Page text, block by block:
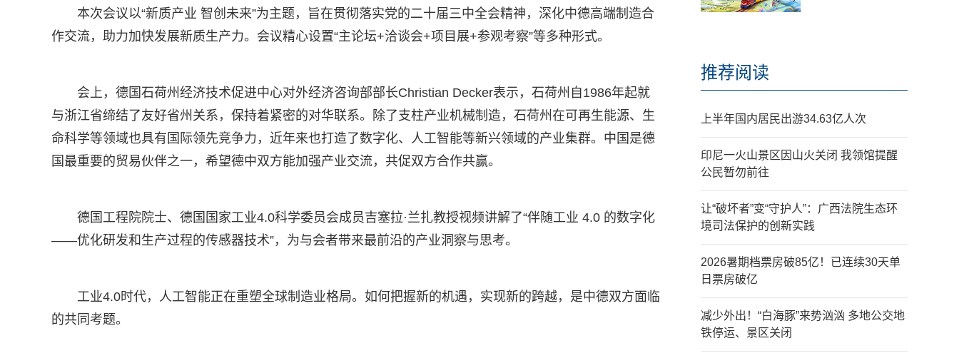
本次会议以“新质产业 智创未来”为主题，旨在贯彻落实党的二十届三中全会精神，深化中德高端制造合
作交流，助力加快发展新质生产力。会议精心设置“主论坛+洽谈会+项目展+参观考察”等多种形式。
会上，德国石荷州经济技术促进中心对外经济咨询部部长Christian Decker表示，石荷州自1986年起就
与浙江省缔结了友好省州关系，保持着紧密的对华联系。除了支柱产业机械制造，石荷州在可再生能源、生
命科学等领域也具有国际领先竞争力，近年来也打造了数字化、人工智能等新兴领域的产业集群。中国是德
国最重要的贸易伙伴之一，希望德中双方能加强产业交流，共促双方合作共赢。
德国工程院院士、德国国家工业4.0科学委员会成员吉塞拉·兰扎教授视频讲解了“伴随工业 4.0 的数字化
——优化研发和生产过程的传感器技术”，为与会者带来最前沿的产业洞察与思考。
工业4.0时代，人工智能正在重塑全球制造业格局。如何把握新的机遇，实现新的跨越，是中德双方面临
的共同考题。
推荐阅读
上半年国内居民出游34.63亿人次
印尼一火山景区因山火关闭 我领馆提醒
公民暂勿前往
让“破坏者”变“守护人”：广西法院生态环
境司法保护的创新实践
2026暑期档票房破85亿！已连续30天单
日票房破亿
减少外出！“白海豚”来势汹汹 多地公交地
铁停运、景区关闭